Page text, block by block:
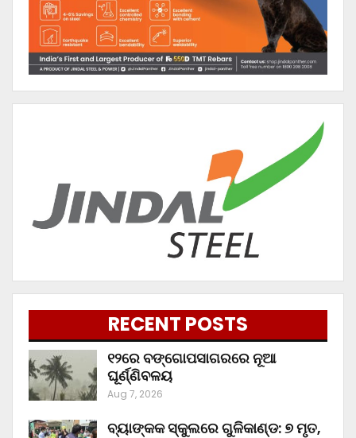
RECENT POSTS
୧୨ରେ ବଙ୍ଗୋପସାଗରରେ ନୂଆ
ଘୂର୍ଣ୍ଣିବଳୟ
Aug 7, 2026
ବ୍ୟାଙ୍କକ ସ୍କୁଲରେ ଗୁଳିକାଣ୍ଡ: ୭ ମୃତ,